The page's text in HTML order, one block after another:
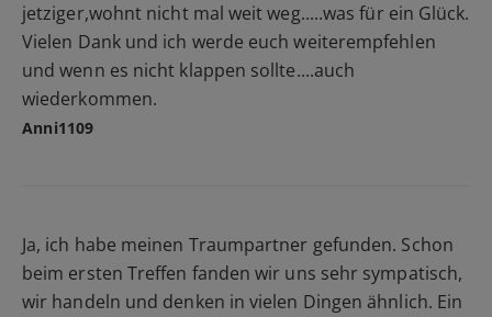
jetziger,wohnt nicht mal weit weg.....was für ein Glück.
Vielen Dank und ich werde euch weiterempfehlen
und wenn es nicht klappen sollte....auch
wiederkommen.
Anni1109
Ja, ich habe meinen Traumpartner gefunden. Schon
beim ersten Treffen fanden wir uns sehr sympatisch,
wir handeln und denken in vielen Dingen ähnlich. Ein